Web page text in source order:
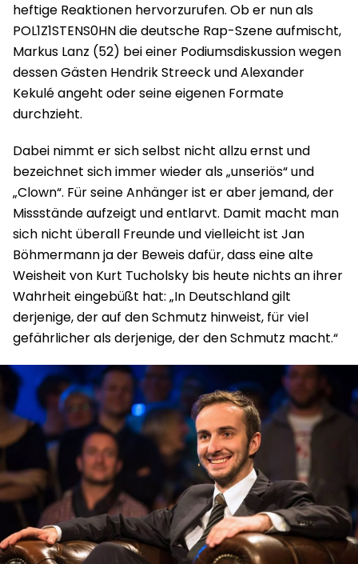
heftige Reaktionen hervorzurufen. Ob er nun als
POL1Z1STENS0HN die deutsche Rap-Szene aufmischt,
Markus Lanz (52) bei einer Podiumsdiskussion wegen
dessen Gästen Hendrik Streeck und Alexander
Kekulé angeht oder seine eigenen Formate
durchzieht.
Dabei nimmt er sich selbst nicht allzu ernst und
bezeichnet sich immer wieder als „unseriös“ und
„Clown“. Für seine Anhänger ist er aber jemand, der
Missstände aufzeigt und entlarvt. Damit macht man
sich nicht überall Freunde und vielleicht ist Jan
Böhmermann ja der Beweis dafür, dass eine alte
Weisheit von Kurt Tucholsky bis heute nichts an ihrer
Wahrheit eingebüßt hat: „In Deutschland gilt
derjenige, der auf den Schmutz hinweist, für viel
gefährlicher als derjenige, der den Schmutz macht.“